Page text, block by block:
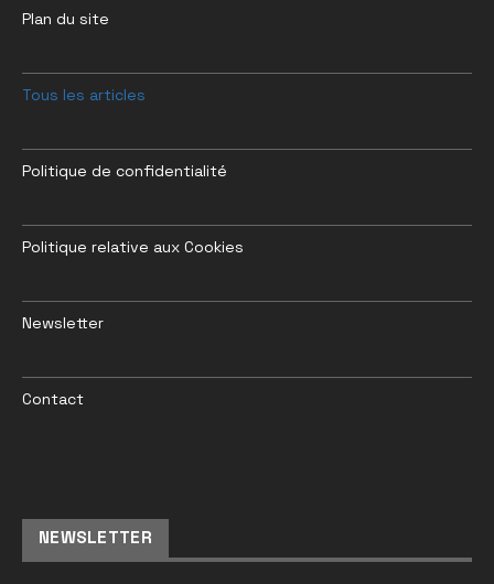
Plan du site
Tous les articles
Politique de confidentialité
Politique relative aux Cookies
Newsletter
Contact
NEWSLETTER